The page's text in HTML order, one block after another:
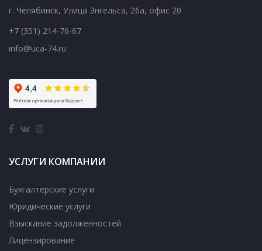
г. Челябинск, Улица Энгельса, 26а, офис 20
+7 (351) 214-76-67
info@uca-74.ru
УСЛУГИ КОМПАНИИ
Бухгалтерские услуги
Юридические услуги
Взыскание задолженностей
Лицензирование